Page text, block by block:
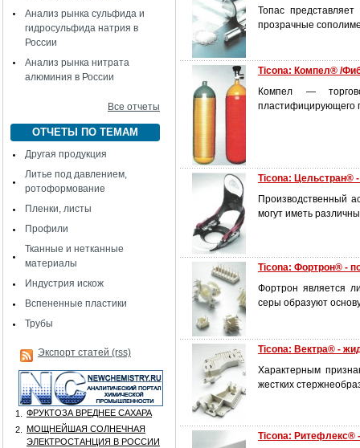
Анализ рынка сульфида и
гидросульфида натрия в
России
Анализ рынка нитрата
алюминия в России
Все отчеты
ОТЧЕТЫ ПО ТЕМАМ
Другая продукция
Литье под давлением,
ротоформование
Пленки, листы
Профили
Тканные и нетканные
материалы
Индустрия искож
Вспененные пластики
Трубы
Экспорт статей (rss)
1.
ФРУКТОЗА ВРЕДНЕЕ САХАРА
2.
МОЩНЕЙШАЯ СОЛНЕЧНАЯ
ЭЛЕКТРОСТАНЦИЯ В РОССИИ
Топас
прозрачные
Ticona: Компел® /
Компел —
пластифицирующего
Ticona: Цельстран®
Производственный
могут иметь
Ticona: Фортрон® -
Фортрон является
серы образуют
Ticona: Вектра® -
Характерным
жестких
Ticona: Ритефлекс®